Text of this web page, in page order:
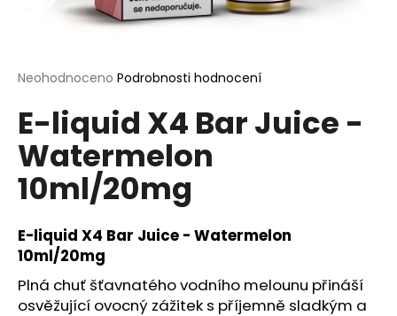
Průměrné
produktu
je
0,0
z
5
hvězdiček.
Neohodnoceno Podrobnosti hodnocení
E-liquid X4 Bar Juice -
Watermelon
10ml/20mg
E-liquid X4 Bar Juice - Watermelon
10ml/20mg
Plná chuť šťavnatého vodního melounu přináší
osvěžující ovocný zážitek s příjemně sladkým a
í
t
?
HLEDAT
D
o